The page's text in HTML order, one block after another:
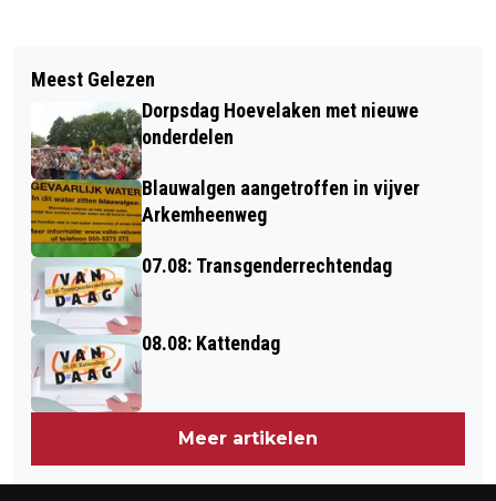
ONZE GEMEENTE GENOMINEERD VOOR
GOUDEN DRUPPEL
PLANNEN VOOR OPVANG
ASIELZOEKERS IN NIJKERKERVEEN EN
HOEVELAKEN WEER WAT CONCRETER
Meest Gelezen
Dorpsdag Hoevelaken met nieuwe
onderdelen
Blauwalgen aangetroffen in vijver
Arkemheenweg
07.08: Transgenderrechtendag
08.08: Kattendag
Meer artikelen